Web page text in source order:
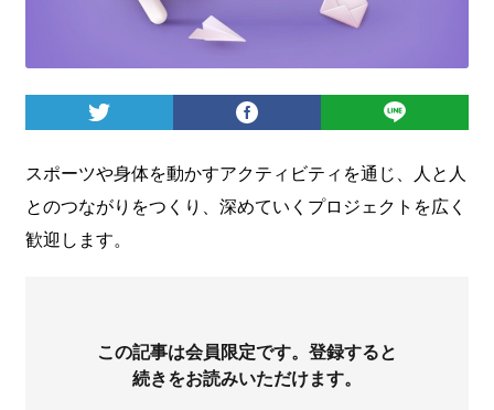
ログイン
スポーツや身体を動かすアクティビティを通じ、人と人
とのつながりをつくり、深めていくプロジェクトを広く
歓迎します。
この記事は会員限定です。登録すると
続きをお読みいただけます。